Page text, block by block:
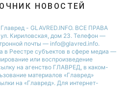
НОВОСТЕЙ
- GLAVRED.INFO. ВСЕ ПРАВА
Кириловская, дом 23. Телефон —
почты — info@glavred.info.
в Реестре cубъектов в сфере медиа —
или воспроизведение
на агенство ГЛАВРЕД, в каком-
материалов «Главред»
на «Главред». Для интернет-